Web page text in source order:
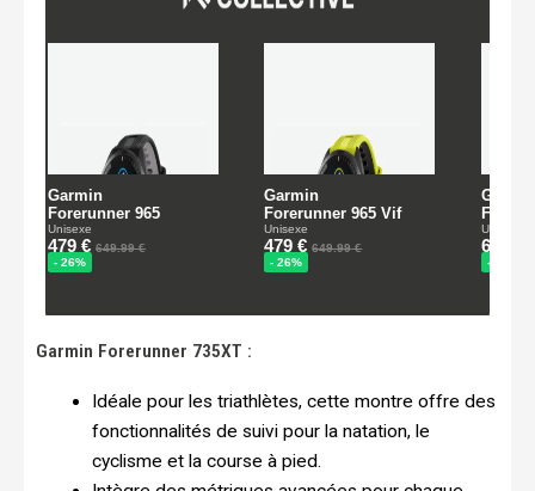
Garmin Forerunner 735XT :
Idéale pour les triathlètes, cette montre offre des
fonctionnalités de suivi pour la natation, le
cyclisme et la course à pied.